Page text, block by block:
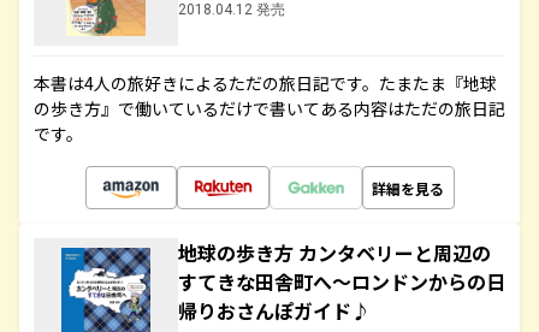
2018.04.12 発売
本書は4人の旅好きによるただの旅日記です。たまたま『地球
の歩き方』で働いているだけで書いてある内容はただの旅日記
です。
詳細を見る
地球の歩き方 カンタベリーと周辺の
すてきな田舎町へ～ロンドンからの日
帰りおさんぽガイド♪